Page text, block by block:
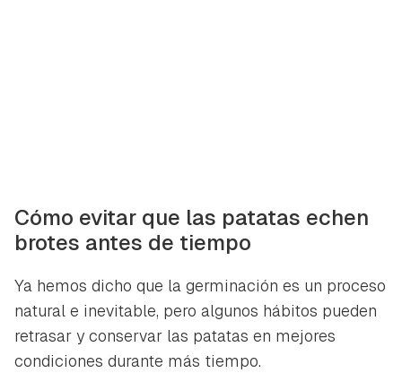
Cómo evitar que las patatas echen
brotes antes de tiempo
Ya hemos dicho que la germinación es un proceso
natural e inevitable, pero algunos hábitos pueden
retrasar y conservar las patatas en mejores
condiciones durante más tiempo.